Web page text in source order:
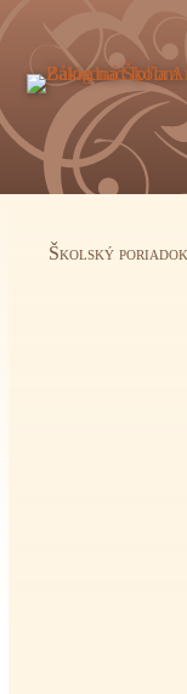
Školský poriadok